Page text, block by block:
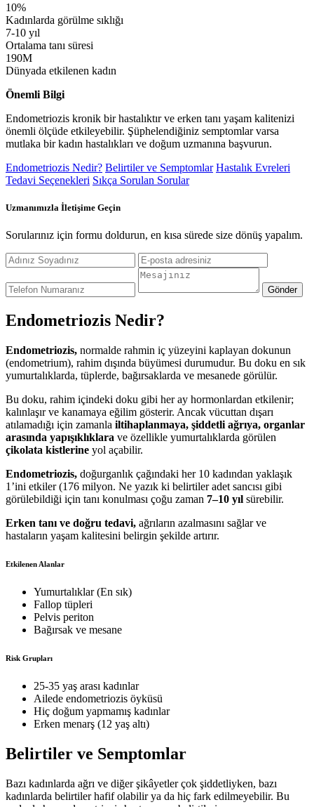
10%
Kadınlarda görülme sıklığı
7-10 yıl
Ortalama tanı süresi
190M
Dünyada etkilenen kadın
Önemli Bilgi
Endometriozis kronik bir hastalıktır ve erken tanı yaşam kalitenizi
önemli ölçüde etkileyebilir. Şüphelendiğiniz semptomlar varsa
mutlaka bir kadın hastalıkları ve doğum uzmanına başvurun.
Endometriozis Nedir? Belirtiler ve Semptomlar Hastalık Evreleri
Tedavi Seçenekleri Sıkça Sorulan Sorular
Uzmanımızla İletişime Geçin
Sorularınız için formu doldurun, en kısa sürede size dönüş yapalım.
Gönder
Endometriozis Nedir?
Endometriozis, normalde rahmin iç yüzeyini kaplayan dokunun
(endometrium), rahim dışında büyümesi durumudur. Bu doku en sık
yumurtalıklarda, tüplerde, bağırsaklarda ve mesanede görülür.
Bu doku, rahim içindeki doku gibi her ay hormonlardan etkilenir;
kalınlaşır ve kanamaya eğilim gösterir. Ancak vücuttan dışarı
atılamadığı için zamanla iltihaplanmaya, şiddetli ağrıya, organlar
arasında yapışıklıklara ve özellikle yumurtalıklarda görülen
çikolata kistlerine yol açabilir.
Endometriozis, doğurganlık çağındaki her 10 kadından yaklaşık
1’ini etkiler (176 milyon. Ne yazık ki belirtiler adet sancısı gibi
görülebildiği için tanı konulması çoğu zaman 7–10 yıl sürebilir.
Erken tanı ve doğru tedavi, ağrıların azalmasını sağlar ve
hastaların yaşam kalitesini belirgin şekilde artırır.
Etkilenen Alanlar
Yumurtalıklar (En sık)
Fallop tüpleri
Pelvis periton
Bağırsak ve mesane
Risk Grupları
25-35 yaş arası kadınlar
Ailede endometriozis öyküsü
Hiç doğum yapmamış kadınlar
Erken menarş (12 yaş altı)
Belirtiler ve Semptomlar
Bazı kadınlarda ağrı ve diğer şikâyetler çok şiddetliyken, bazı
kadınlarda belirtiler hafif olabilir ya da hiç fark edilmeyebilir. Bu